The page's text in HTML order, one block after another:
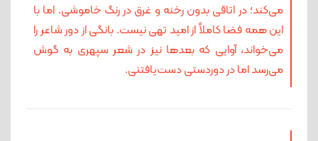
می‌کند؛ در اتاقی بدون رخنه و غرق در رنگ خاموشی. اما با
این همه فضا کاملاً از امید تهی نیست. بانگی از دور شاعر را
می‌خواند، آوایی که بعدها نیز در شعر سپهری به گوش
می‌رسد اما در دوردستی دست‌یافتنی.